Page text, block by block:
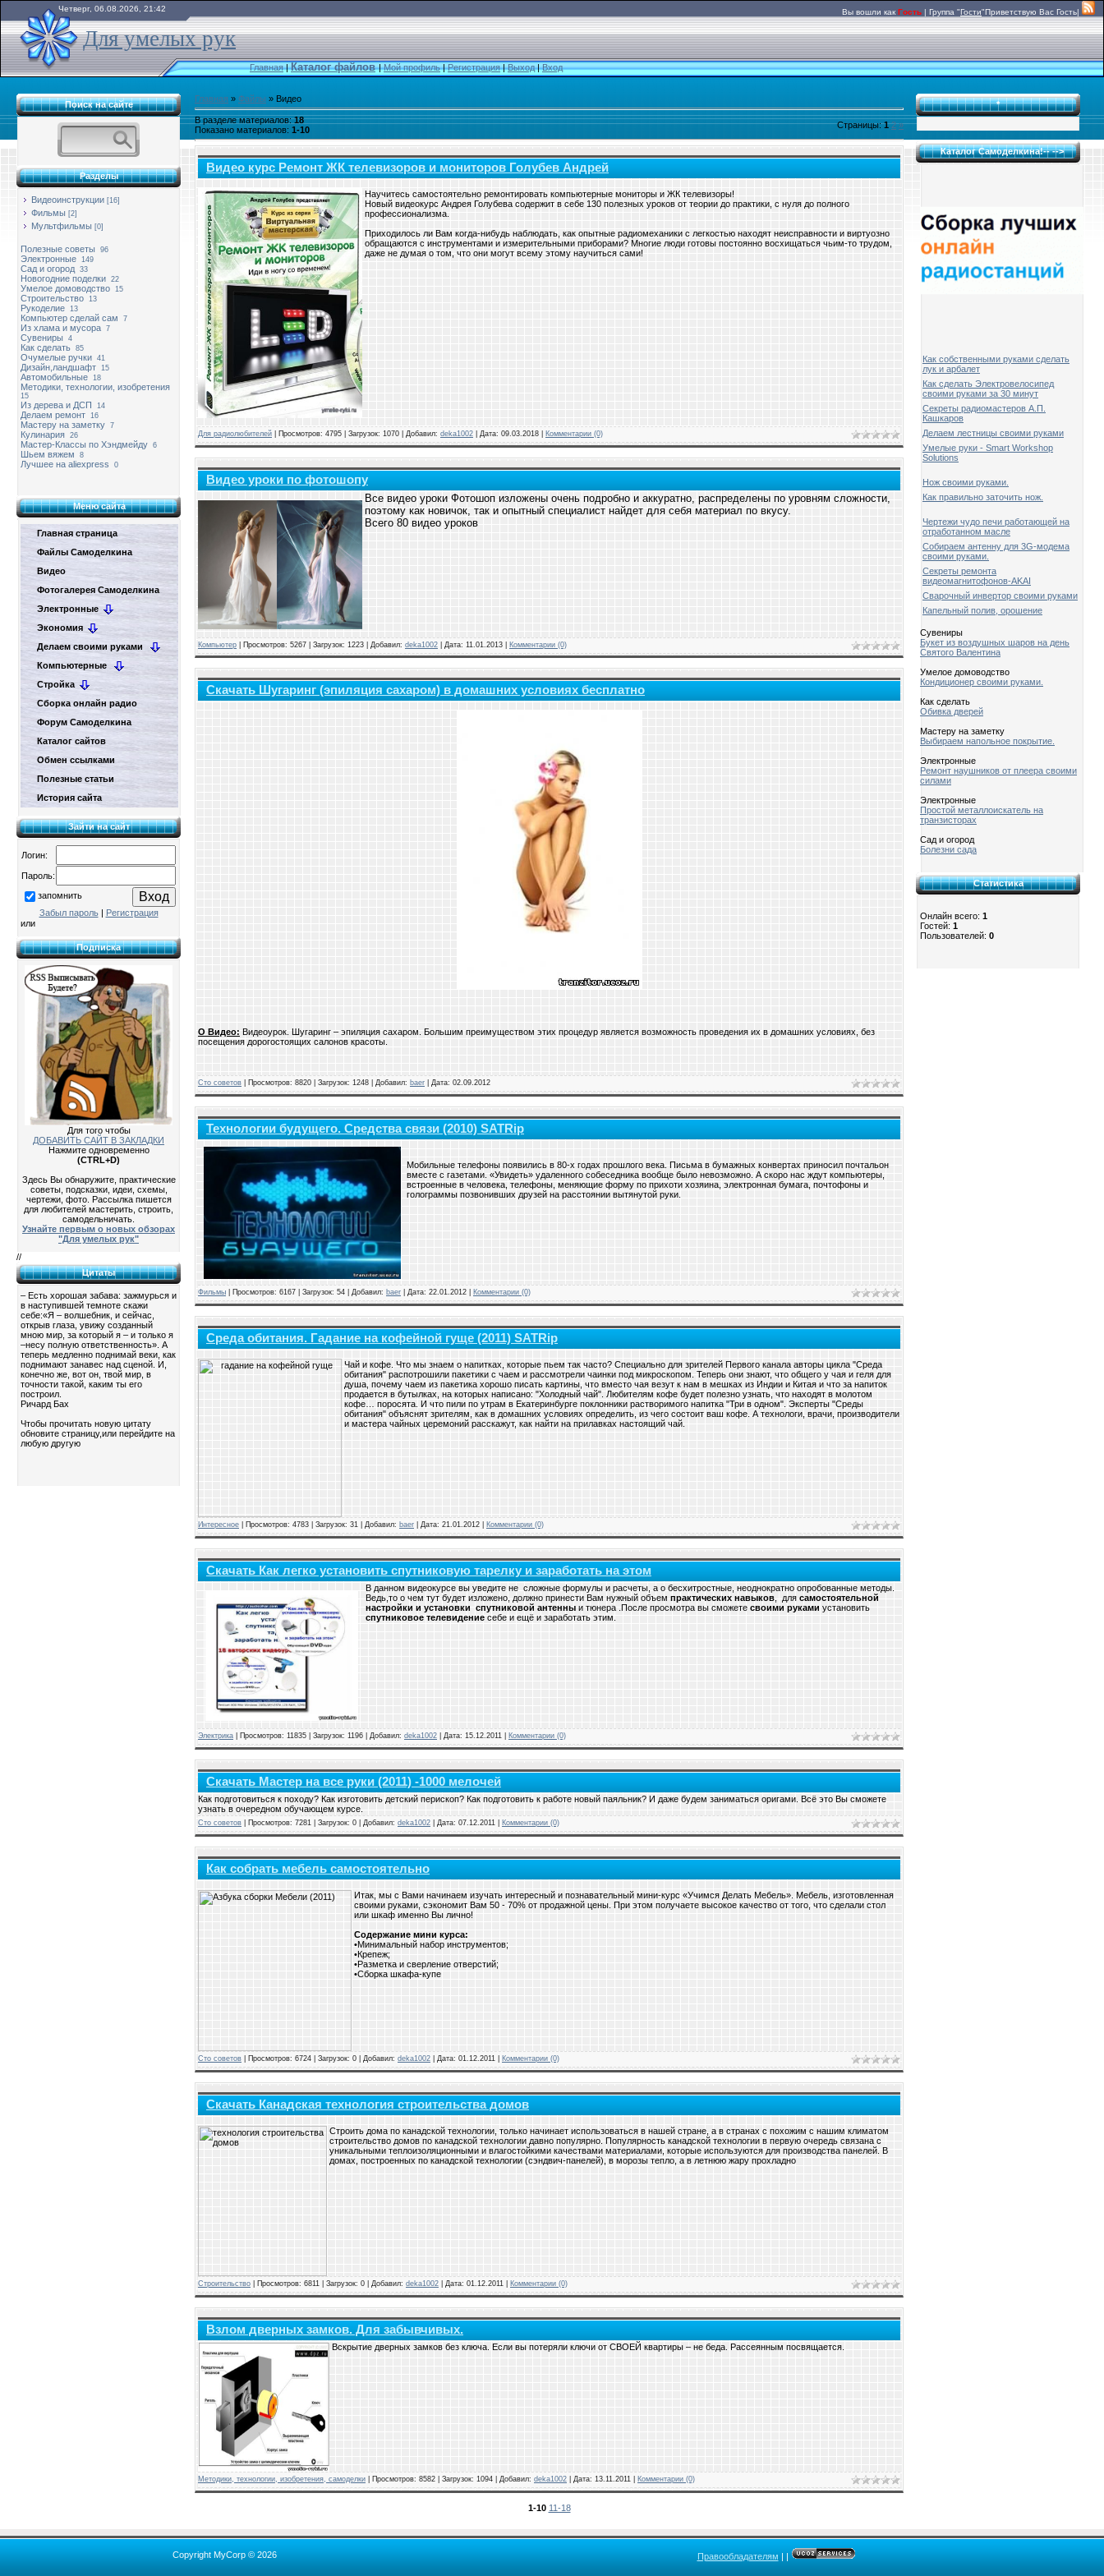
Четверг, 06.08.2026, 21:42 Вы вошли как Гость | Группа "Гости"Приветствую Вас Гость|
Для умелых рук
Главная|Каталог файлов |Мой профиль|Регистрация|Выход|Вход
Поиск на сайте
Разделы
Видеоинструкции [16]
Фильмы [2]
Мультфильмы [0]
Полезные советы 96
Электронные 149
Сад и огород 33
Новогодние поделки 22
Умелое домоводство 15
Строительство 13
Рукоделие 13
Компьютер сделай сам 7
Из хлама и мусора 7
Сувениры 4
Как сделать 85
Очумелые ручки 41
Дизайн,ландшафт 15
Автомобильные 18
Методики, технологии, изобретения
15
Из дерева и ДСП 14
Делаем ремонт 16
Мастеру на заметку 7
Кулинария 26
Мастер-Классы по Хэндмейду 6
Шьем вяжем 8
Лучшее на aliexpress 0
Меню сайта
Главная страница
Файлы Самоделкина
Видео
Фотогалерея Самоделкина
Электронные
Экономия
Делаем своими руками
Компьютерные
Стройка
Сборка онлайн радио
Форум Самоделкина
Каталог сайтов
Обмен ссылками
Полезные статьи
История сайта
Зайти на сайт
Логин:
Пароль:
запомнить
Забыл пароль| Регистрация
или
Подписка
Для того чтобы
ДОБАВИТЬ САЙТ В ЗАКЛАДКИ
Нажмите одновременно
(CTRL+D)
Здесь Вы обнаружите, практические
советы, подсказки, идеи, схемы,
чертежи, фото. Рассылка пишется
для любителей мастерить, строить,
самодельничать.
Узнайте первым о новых обзорах
"Для умелых рук"
//
Цитаты
– Есть хорошая забава: зажмурься и
в наступившей темноте скажи
себе:«Я – волшебник, и сейчас,
открыв глаза, увижу созданный
мною мир, за который я – и только я
–несу полную ответственность». А
теперь медленно поднимай веки, как
поднимают занавес над сценой. И,
конечно же, вот он, твой мир, в
точности такой, каким ты его
построил.
Ричард Бах
Чтобы прочитать новую цитату
обновите страницу,или перейдите на
любую другую
Главная » Файлы » Видео
В разделе материалов:18
Показано материалов: 1-10 Страницы:1 2 »
Видео курс Ремонт ЖК телевизоров и мониторов Голубев Андрей
Научитесь самостоятельно ремонтировать компьютерные мониторы и ЖК телевизоры!
Новый видеокурс Андрея Голубева содержит в себе 130 полезных уроков от теории до практики, с нуля до полного
профессионализма.
Приходилось ли Вам когда-нибудь наблюдать, как опытные радиомеханики с легкостью находят неисправности и виртуозно
обращаются с инструментами и измерительными приборами? Многие люди готовы постоянно восхищаться чьим-то трудом,
даже не думая о том, что они могут всему этому научиться сами!
Для радиолюбителей | Просмотров: 4795 | Загрузок: 1070 | Добавил: deka1002 | Дата: 09.03.2018 Комментарии (0)
Видео уроки по фотошопу
Все видео уроки Фотошоп изложены очень подробно и аккуратно, распределены по уровням сложности,
поэтому как новичок, так и опытный специалист найдет для себя материал по вкусу.
Всего 80 видео уроков
Компьютер | Просмотров: 5267 | Загрузок: 1223 | Добавил: deka1002 | Дата: 11.01.2013 Комментарии (0)
Скачать Шугаринг (эпиляция сахаром) в домашних условиях бесплатно
О Видео: Видеоурок. Шугаринг – эпиляция сахаром. Большим преимуществом этих процедур является возможность проведения их в домашних условиях, без
посещения дорогостоящих салонов красоты.
Сто советов | Просмотров: 8820 | Загрузок: 1248 | Добавил: baer | Дата: 02.09.2012
Технологии будущего. Средства связи (2010) SATRip
Мобильные телефоны появились в 80-х годах прошлого века. Письма в бумажных конвертах приносил почтальон
вместе с газетами. «Увидеть» удаленного собеседника вообще было невозможно. А скоро нас ждут компьютеры,
встроенные в человека, телефоны, меняющие форму по прихоти хозяина, электронная бумага, почтофоны и
голограммы позвонивших друзей на расстоянии вытянутой руки.
Фильмы | Просмотров: 6167 | Загрузок: 54 | Добавил: baer | Дата: 22.01.2012 Комментарии (0)
Среда обитания. Гадание на кофейной гуще (2011) SATRip
Чай и кофе. Что мы знаем о напитках, которые пьем так часто? Специально для зрителей Первого канала авторы цикла "Среда
обитания" распотрошили пакетики с чаем и рассмотрели чаинки под микроскопом. Теперь они знают, что общего у чая и геля для
душа, почему чаем из пакетика хорошо писать картины, что вместо чая везут к нам в мешках из Индии и Китая и что за напиток
продается в бутылках, на которых написано: "Холодный чай". Любителям кофе будет полезно узнать, что находят в молотом
кофе… поросята. И что пили по утрам в Екатеринбурге поклонники растворимого напитка "Три в одном". Эксперты "Среды
обитания" объяснят зрителям, как в домашних условиях определить, из чего состоит ваш кофе. А технологи, врачи, производители
и мастера чайных церемоний расскажут, как найти на прилавках настоящий чай.
Интересное | Просмотров: 4783 | Загрузок: 31 | Добавил: baer | Дата: 21.01.2012 Комментарии (0)
Скачать Как легко установить спутниковую тарелку и заработать на этом
В данном видеокурсе вы уведите не сложные формулы и расчеты, а о бесхитростные, неоднократно опробованные методы.
Ведь,то о чем тут будет изложено, должно принести Вам нужный объем практических навыков , для самостоятельной
настройки и установки спутниковой антенны и тюнера .После просмотра вы сможете своими руками установить
спутниковое телевидение себе и ещё и заработать этим.
Электрика | Просмотров: 11835 | Загрузок: 1196 | Добавил: deka1002 | Дата: 15.12.2011 Комментарии (0)
Скачать Мастер на все руки (2011) -1000 мелочей
Как подготовиться к походу? Как изготовить детский перископ? Как подготовить к работе новый паяльник? И даже будем заниматься оригами. Всё это Вы сможете
узнать в очередном обучающем курсе.
Сто советов | Просмотров: 7281 | Загрузок: 0 | Добавил: deka1002 | Дата: 07.12.2011 Комментарии (0)
Как собрать мебель самостоятельно
Итак, мы с Вами начинаем изучать интересный и познавательный мини-курс «Учимся Делать Мебель». Мебель, изготовленная
своими руками, сэкономит Вам 50 - 70% от продажной цены. При этом получаете высокое качество от того, что сделали стол
или шкаф именно Вы лично!
Содержание мини курса:
•Минимальный набор инструментов;
•Крепеж;
•Разметка и сверление отверстий;
•Сборка шкафа-купе
Сто советов | Просмотров: 6724 | Загрузок: 0 | Добавил: deka1002 | Дата: 01.12.2011 Комментарии (0)
Скачать Канадская технология строительства домов
Строить дома по канадской технологии, только начинает использоваться в нашей стране, а в странах с похожим с нашим климатом
строительство домов по канадской технологии давно популярно. Популярность канадской технологии в первую очередь связана с
уникальными теплоизоляционными и влагостойкими качествами материалами, которые используются для производства панелей. В
домах, построенных по канадской технологии (сэндвич-панелей), в морозы тепло, а в летнюю жару прохладно
Строительство | Просмотров: 6811 | Загрузок: 0 | Добавил: deka1002 | Дата: 01.12.2011 Комментарии (0)
Взлом дверных замков. Для забывчивых.
Вскрытие дверных замков без ключа. Если вы потеряли ключи от СВОЕЙ квартиры – не беда. Рассеянным посвящается.
Методики, технологии, изобретения, самоделки | Просмотров: 8582 | Загрузок: 1094 | Добавил: deka1002 | Дата: 13.11.2011 Комментарии (0)
1-10 11-18
*
Каталог Самоделкина!-- -->
Как собственными руками сделать
лук и арбалет
Как сделать Электровелосипед
своими руками за 30 минут
Секреты радиомастеров А.П.
Кашкаров
Делаем лестницы своими руками
Умелые руки - Smart Workshop
Solutions
Нож своими руками.
Как правильно заточить нож.
Чертежи чудо печи работающей на
отработанном масле
Собираем антенну для 3G-модема
своими руками.
Секреты ремонта
видеомагнитофонов-AKAI
Сварочный инвертор своими руками
Капельный полив, орошение
Сувениры
Букет из воздушных шаров на день
Святого Валентина
Умелое домоводство
Кондиционер своими руками.
Как сделать
Обивка дверей
Мастеру на заметку
Выбираем напольное покрытие.
Электронные
Ремонт наушников от плеера своими
силами
Электронные
Простой металлоискатель на
транзисторах
Сад и огород
Болезни сада
Статистика
Онлайн всего: 1
Гостей: 1
Пользователей: 0
Copyright MyCorp © 2026 Правообладателям | |